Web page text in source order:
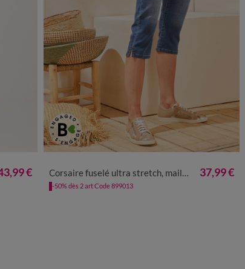
€ Corsaire fuselé ultra stretch, maille effet jean 37,99 €
-50% dès 2 art Code 899013